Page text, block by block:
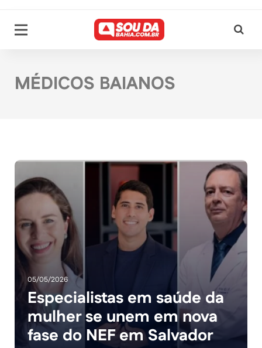
MÉDICOS BAIANOS
05/05/2026
Especialistas em saúde da
mulher se unem em nova
fase do NEF em Salvador